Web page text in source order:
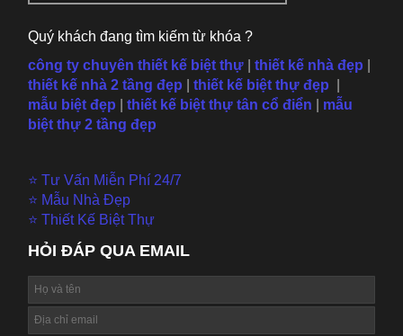
Quý khách đang tìm kiếm từ khóa ?
công ty chuyên thiết kế biệt thự |thiết kế nhà đẹp
thiết kế nhà 2 tầng đẹp
thiết kế biệt thự đẹp
mẫu biệt đẹp thiết kế biệt thự tân cổ điển
mẫu
biệt thự 2 tầng đẹp
⭐ Tư Vấn Miễn Phí 24/7
⭐ Mẫu Nhà Đẹp
⭐ Thiết Kế Biệt Thự
HỎI ĐÁP QUA EMAIL